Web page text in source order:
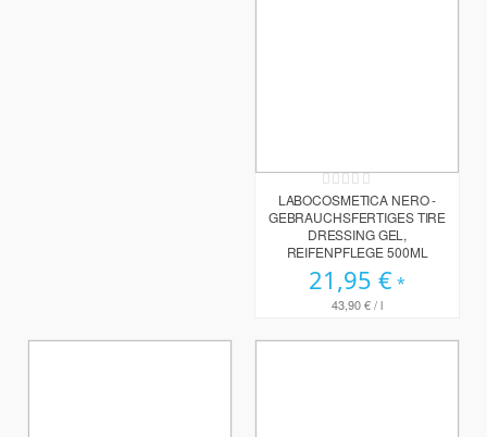
Rating:
0%
LABOCOSMETICA NERO -
GEBRAUCHSFERTIGES TIRE
DRESSING GEL,
REIFENPFLEGE 500ML
21,95 €
43,90 €/ l